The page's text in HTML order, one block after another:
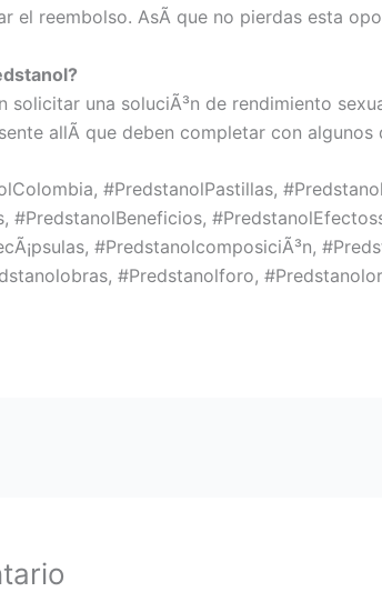
el reembolso. AsÃ­ que no pierdas esta
solicitar una soluciÃ³n de rendimiento
allÃ­ que deben completar con algunos
#PredstanolPastillas,
#PredstanolBeneficios,
#PredstanolcomposiciÃ³n,
#Predstanolforo,